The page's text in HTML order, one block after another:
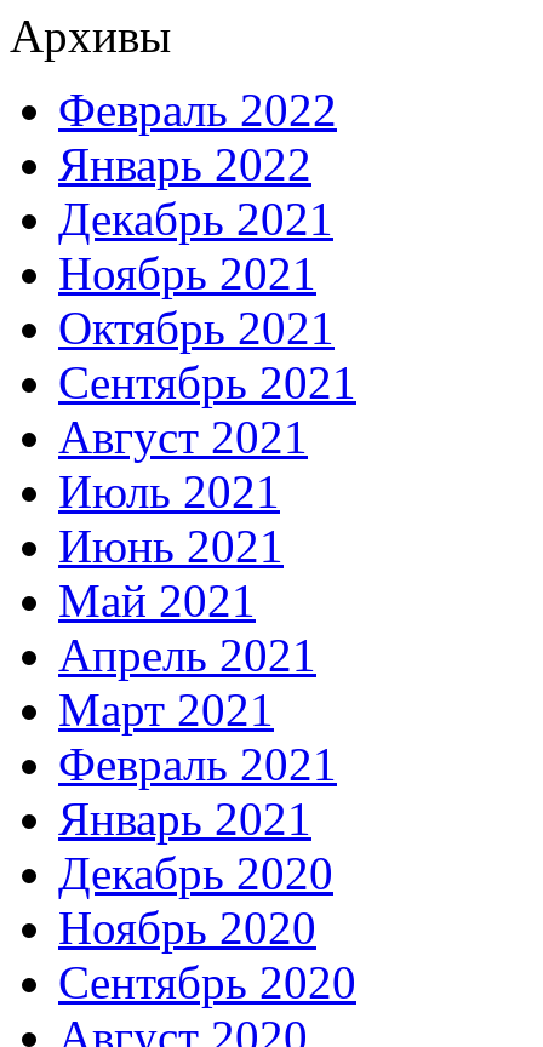
Архивы
Февраль 2022
Январь 2022
Декабрь 2021
Ноябрь 2021
Октябрь 2021
Сентябрь 2021
Август 2021
Июль 2021
Июнь 2021
Май 2021
Апрель 2021
Март 2021
Февраль 2021
Январь 2021
Декабрь 2020
Ноябрь 2020
Сентябрь 2020